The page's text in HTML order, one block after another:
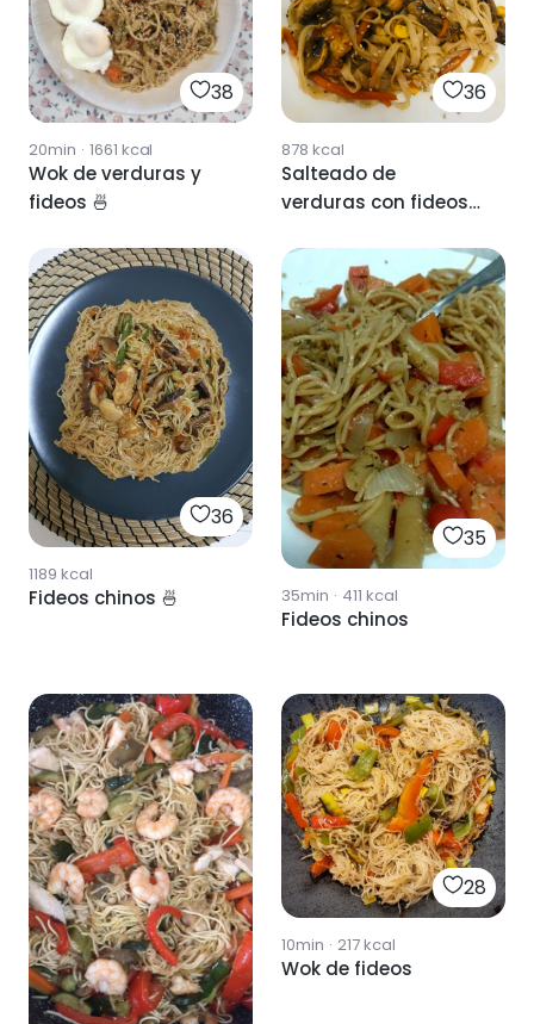
38
20min · 1661 kcal
Wok de verduras y
fideos 🍜
36
878 kcal
Salteado de
verduras con fideos
36
1189 kcal
Fideos chinos 🍜
35
35min · 411 kcal
Fideos chinos
28
10min · 217kcal
Wok de fideos